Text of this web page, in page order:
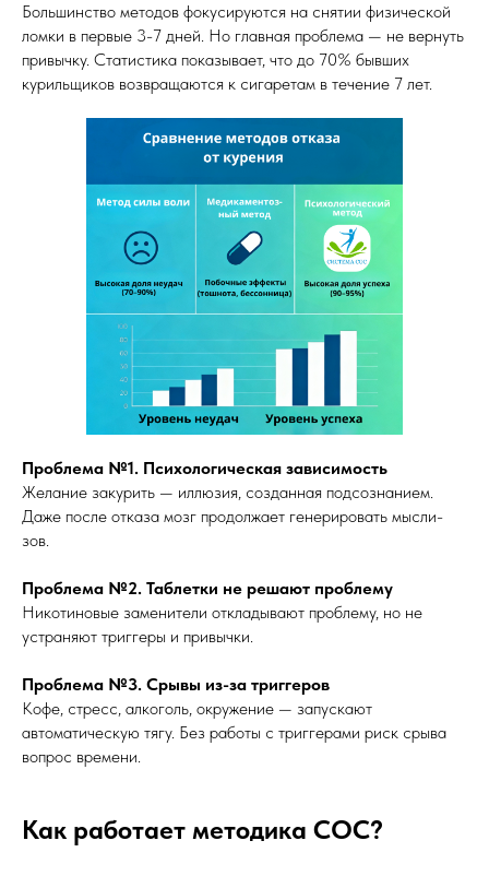
Большинство методов фокусируются на снятии физической
ломки в первые 3-7 дней. Но главная проблема — не вернуть
привычку. Статистика показывает, что до 70% бывших
курильщиков возвращаются к сигаретам в течение 7 лет.
Проблема №1. Психологическая зависимость
Желание закурить — иллюзия, созданная подсознанием.
Даже после отказа мозг продолжает генерировать мысли-
зов.
Проблема №2. Таблетки не решают проблему
Никотиновые заменители откладывают проблему, но не
устраняют триггеры и привычки.
Проблема №3. Срывы из-за триггеров
Кофе, стресс, алкоголь, окружение — запускают
автоматическую тягу. Без работы с триггерами риск срыва
вопрос времени.
Как работает методика СОС?